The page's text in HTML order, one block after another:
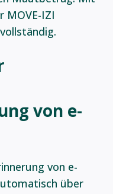
MOVE-IZI
von e-
von e-
über